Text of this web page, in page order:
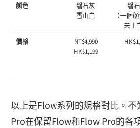
顏色
磐石灰
雪山白
磐
（一個
未上
價格
NT$4,990
HK$1,199
以上是Flow系列的規格對比。不
Pro在保留Flow和Flow Pro的各